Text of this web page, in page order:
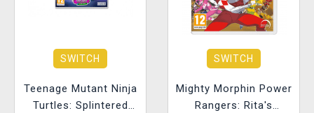
SWITCH
Teenage Mutant Ninja
Turtles: Splintered
SWITCH
Mighty Morphin Power
Rangers: Rita's